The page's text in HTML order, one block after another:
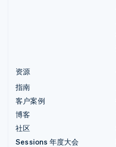
资源
指南
客户案例
博客
社区
Sessions 年度大会